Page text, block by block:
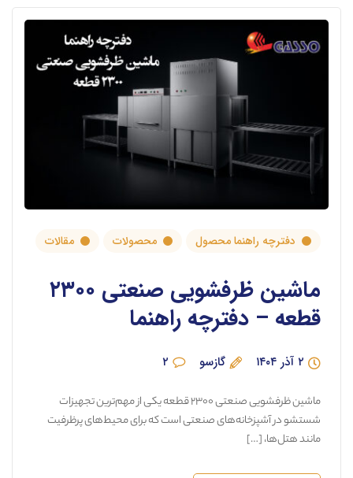
دفترچه راهنما محصول محصولات مقالات
ماشین ظرفشویی صنعتی ۲۳۰۰
قطعه – دفترچه راهنما
۲ آذر ۱۴۰۴ گازسو ۲
ماشین ظرفشویی صنعتی ۲۳۰۰ قطعه یکی از مهم‌ترین تجهیزات
شستشو در آشپزخانه‌های صنعتی است که برای محیط‌های پرظرفیت
مانند هتل‌ها، […]